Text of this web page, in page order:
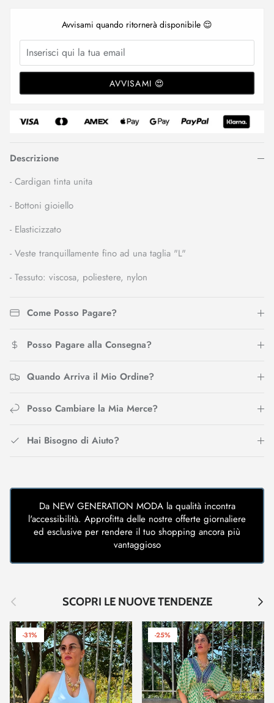
Avvisami quando ritornerà disponibile 😌
AVVISAMI 😍
Descrizione
- Cardigan tinta unita
- Bottoni gioiello
- Elasticizzato
- Veste tranquillamente fino ad una taglia "L"
- Tessuto: viscosa, poliestere, nylon
Come Posso Pagare?
Posso Pagare alla Consegna?
Quando Arriva il Mio Ordine?
Posso Cambiare la Mia Merce?
Hai Bisogno di Aiuto?
Da NEW GENERATION MODA la qualità incontra
l'accessibilità. Approfitta delle nostre offerte giornaliere
ed esclusive per rendere il tuo shopping ancora più
vantaggioso
Indietro SCOPRI LE NUOVE TENDENZE
-31% -25%